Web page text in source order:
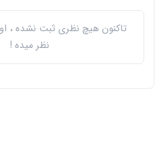
تاکنون هیچ نظری ثبت نشده ،
نظر میده !